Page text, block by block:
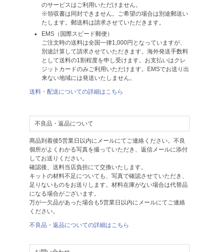
のサービスはご利用いただけません。
※領収書は同封できません。ご希望の場合は別途郵送い
たします。郵送料は請求させていただきます。
EMS（国際スピード郵便）
ご注文時の送料は全国一律1,000円となっていますが、
別途計算して請求させていただきます。海外発送手数料
として送料の1割程度を申し受けます。お支払いはクレ
ジットカードのみご利用いただけます。EMSでお送り出
来ない地域には発送いたしません。
送料・配送についての詳細はこちら
不良品・返品について
商品到着後5営業日以内にメールにてご連絡ください。不良
個所がよくわかる写真を撮っていただき、返信メールに添付
してお送りください。
確認後、送料当店負担にて交換いたします。
キットの材料不足についても、写真で確認させていただき、
足りないものをお送りします。材料在庫がない場合は代替品
になる場合がございます。
万が一欠品があった場合も5営業日以内にメールにてご連絡
ください。
不良品・返品についての詳細はこちら